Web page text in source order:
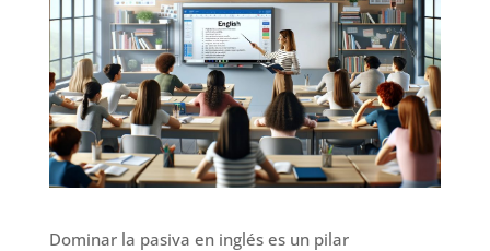
Dominar la pasiva en inglés es un pilar